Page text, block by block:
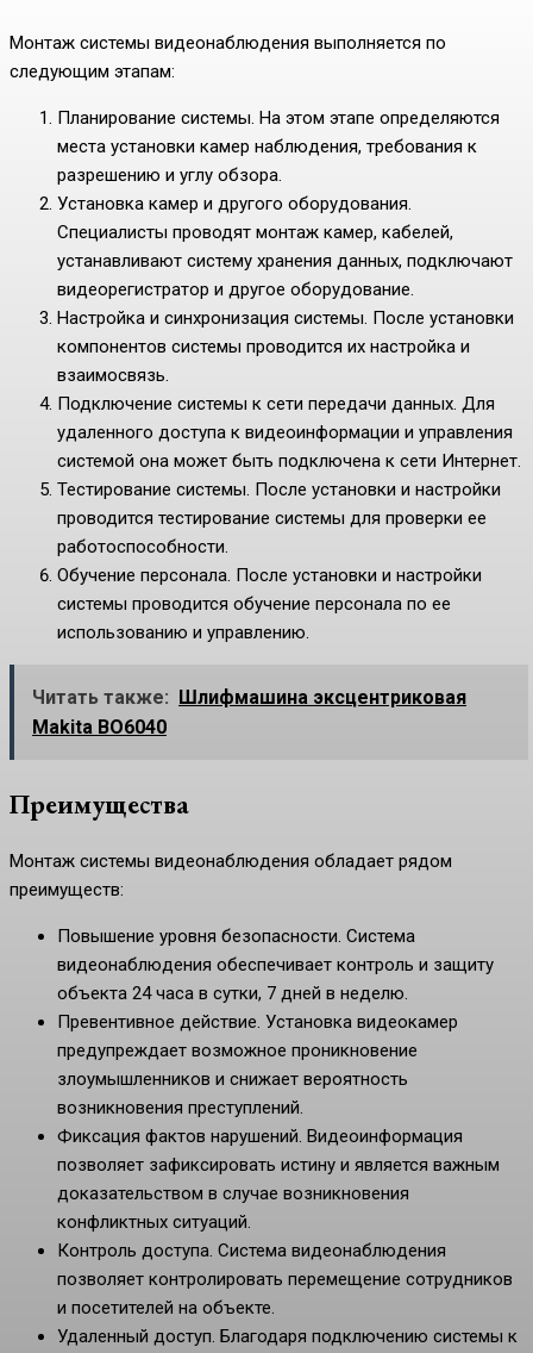
Монтаж системы видеонаблюдения выполняется по
следующим этапам:
Планирование системы. На этом этапе определяются
места установки камер наблюдения, требования к
разрешению и углу обзора.
Установка камер и другого оборудования.
Специалисты проводят монтаж камер, кабелей,
устанавливают систему хранения данных, подключают
видеорегистратор и другое оборудование.
Настройка и синхронизация системы. После установки
компонентов системы проводится их настройка и
взаимосвязь.
Подключение системы к сети передачи данных. Для
удаленного доступа к видеоинформации и управления
системой она может быть подключена к сети Интернет.
Тестирование системы. После установки и настройки
проводится тестирование системы для проверки ее
работоспособности.
Обучение персонала. После установки и настройки
системы проводится обучение персонала по ее
использованию и управлению.
Читать также: Шлифмашина эксцентриковая
Makita BO6040
Преимущества
Монтаж системы видеонаблюдения обладает рядом
преимуществ:
Повышение уровня безопасности. Система
видеонаблюдения обеспечивает контроль и защиту
объекта 24 часа в сутки, 7 дней в неделю.
Превентивное действие. Установка видеокамер
предупреждает возможное проникновение
злоумышленников и снижает вероятность
возникновения преступлений.
Фиксация фактов нарушений. Видеоинформация
позволяет зафиксировать истину и является важным
доказательством в случае возникновения
конфликтных ситуаций.
Контроль доступа. Система видеонаблюдения
позволяет контролировать перемещение сотрудников
и посетителей на объекте.
Удаленный доступ. Благодаря подключению системы к